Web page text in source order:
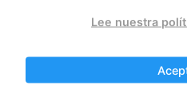
El ejército
Haflingers como
Lee nuestra